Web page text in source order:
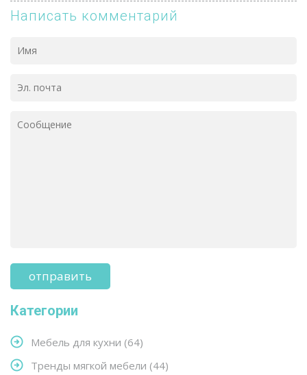
Написать комментарий
Категории
Мебель для кухни (64)
Тренды мягкой мебели (44)